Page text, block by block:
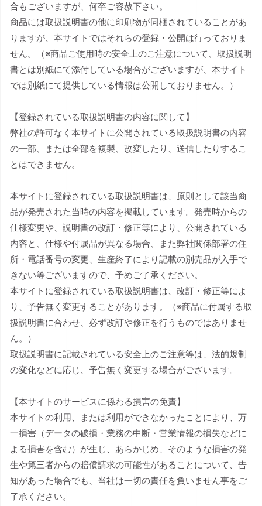
合もございますが、何卒ご容赦下さい。
商品には取扱説明書の他に印刷物が同梱されていることがあ
りますが、本サイトではそれらの登録・公開は行っておりま
せん。（※商品ご使用時の安全上のご注意について、取扱説明
書とは別紙にて添付している場合がございますが、本サイト
では別紙にて提供している情報は公開しておりません。）
【登録されている取扱説明書の内容に関して】
弊社の許可なく本サイトに公開されている取扱説明書の内容
の一部、または全部を複製、改変したり、送信したりするこ
とはできません。
本サイトに登録されている取扱説明書は、原則として該当商
品が発売された当時の内容を掲載しています。発売時からの
仕様変更や、説明書の改訂・修正等により、公開されている
内容と、仕様や付属品が異なる場合、また弊社関係部署の住
所・電話番号の変更、生産終了により記載の別売品が入手で
きない等ございますので、予めご了承ください。
本サイトに登録されている取扱説明書は、改訂・修正等によ
り、予告無く変更することがあります。（※商品に付属する取
扱説明書に合わせ、必ず改訂や修正を行うものではありませ
ん。）
取扱説明書に記載されている安全上のご注意等は、法的規制
の変化などに応じ、予告無く変更する場合がございます。
【本サイトのサービスに係わる損害の免責】
本サイトの利用、または利用ができなかったことにより、万
一損害（データの破損・業務の中断・営業情報の損失などに
よる損害を含む）が生じ、あらかじめ、そのような損害の発
生や第三者からの賠償請求の可能性があることについて、告
知があった場合でも、当社は一切の責任を負いません事をご
了承ください。